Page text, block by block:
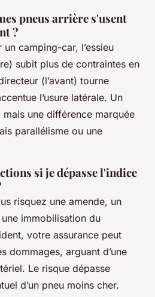
pneus arrière s'usent
?
un camping-car, l’essieu
subit plus de contraintes en
(l’avant) tourne
l’usure latérale. Un
une différence marquée
parallélisme ou une
si je dépasse l'indice
risquez une amende, un
immobilisation du
votre assurance peut
dommages, arguant d’une
Le risque dépasse
d’un pneu moins cher.